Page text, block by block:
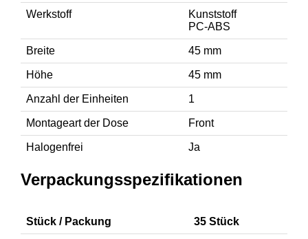
Werkstoff
Kunststoff
PC-ABS
Breite 45 mm
Höhe 45 mm
Anzahl der Einheiten 1
Montageart der Dose Front
Halogenfrei Ja
Verpackungsspezifikationen
Stück / Packung 35 Stück